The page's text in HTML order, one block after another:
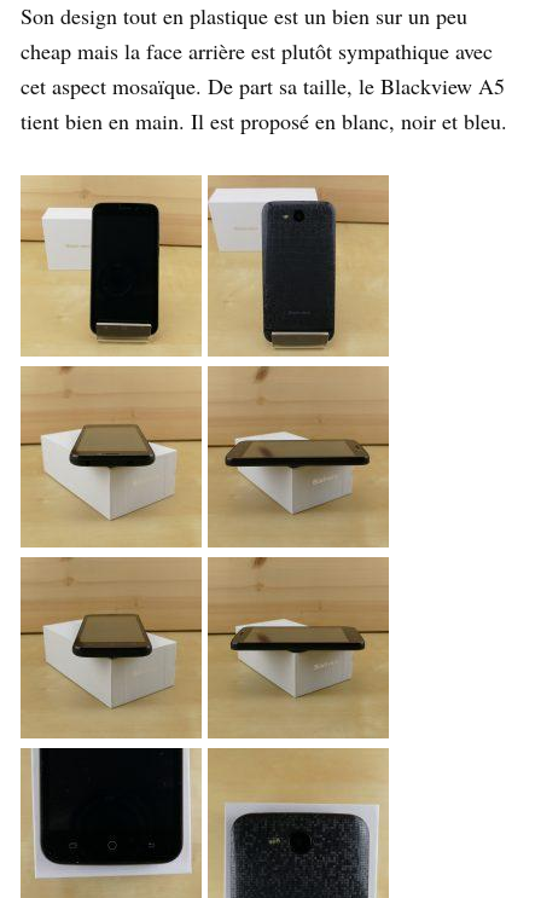
Son design tout en plastique est un bien sur un peu
cheap mais la face arrière est plutôt sympathique avec
cet aspect mosaïque. De part sa taille, le Blackview A5
tient bien en main. Il est proposé en blanc, noir et bleu.